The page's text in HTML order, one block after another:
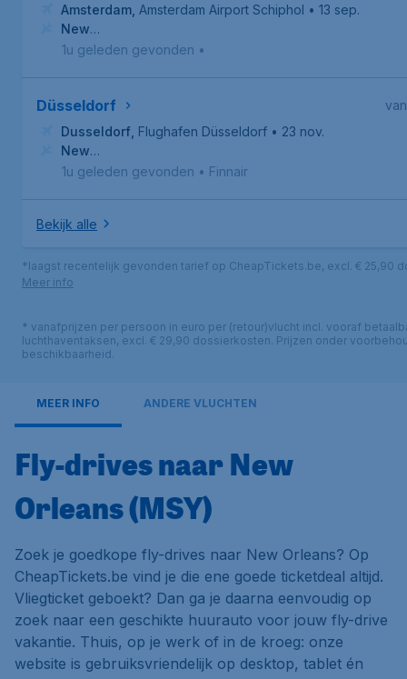
Amsterdam Amsterdam Airport Schiphol • 13 sep.
New
Orleans, Louis Armstrong New Orleans International
1u geleden gevonden •
Düsseldorf
Dusseldorf Flughafen Düsseldorf • 23 nov.
New
Orleans, Louis Armstrong New Orleans International
1u geleden gevonden • Finnair
Bekijk alle
*laagst recentelijk gevonden tarief op CheapTickets.be, excl. € 25,90
Meer info
* vanafprijzen per persoon in euro per (retour)vlucht incl. vooraf
luchthaventaksen, excl. € 29,90 dossierkosten. Prijzen onder
beschikbaarheid.
MEER INFO ANDERE VLUCHTEN
Fly-drives naar New
Orleans (MSY)
Zoek je goedkope fly-drives naar New Orleans? Op
CheapTickets.be vind je die ene goede ticketdeal altijd.
Vliegticket geboekt? Dan ga je daarna eenvoudig op
zoek naar een geschikte huurauto voor jouw fly-drive
vakantie. Thuis, op je werk of in de kroeg: onze
website is gebruiksvriendelijk op desktop, tablet én